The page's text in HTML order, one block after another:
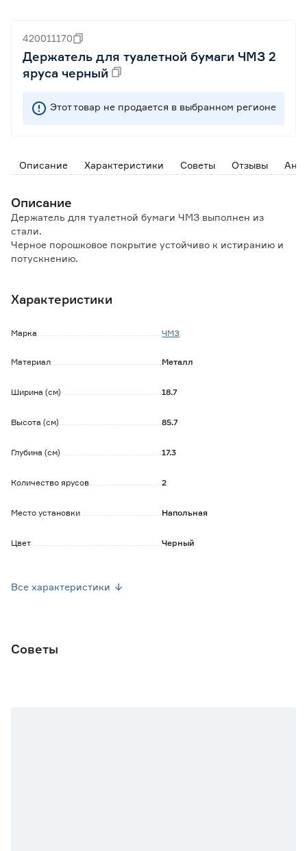
420011170
Держатель для туалетной бумаги ЧМЗ 2
яруса черный
Этот товар не продается в выбранном регионе
Описание Характеристики Советы Отзывы
Описание
Держатель для туалетной бумаги ЧМЗ выполнен из
стали.
Черное порошковое покрытие устойчиво к истиранию и
потускнению.
зоне.
Характеристики
Марка ЧМЗ
Материал Металл
Ширина (см) 18.7
Высота (см) 85.7
Глубина (см) 17.3
Количество ярусов 2
Место установки Напольная
Цвет Черный
Все характеристики
Советы